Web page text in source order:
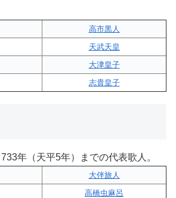
高市黒人
天武天皇
大津皇子
志貴皇子
年（天平5年）までの代表歌人。
大伴旅人
高橋虫麻呂